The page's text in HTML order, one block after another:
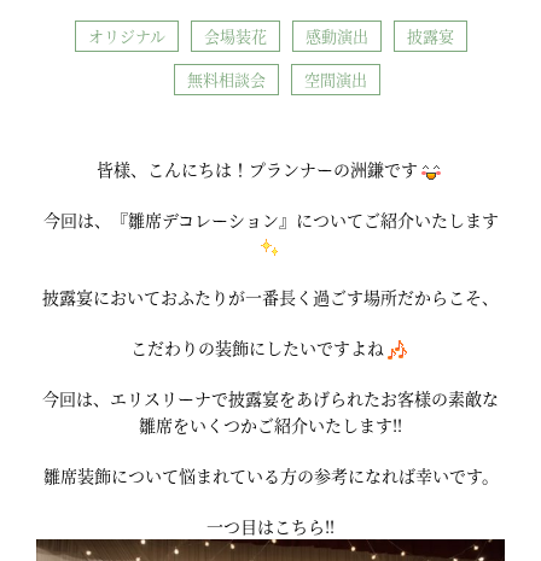
オリジナル 会場装花 感動演出
披露宴
無料相談会
空間演出
皆様、こんにちは！プランナーの洲鎌です
今回は、『雛席デコレーション』についてご紹介いたします
披露宴においておふたりが一番長く過ごす場所だからこそ、
こだわりの装飾にしたいですよね
今回は、エリスリーナで披露宴をあげられたお客様の素敵な
雛席をいくつかご紹介いたします‼
雛席装飾について悩まれている方の参考になれば幸いです。
一つ目はこちら‼